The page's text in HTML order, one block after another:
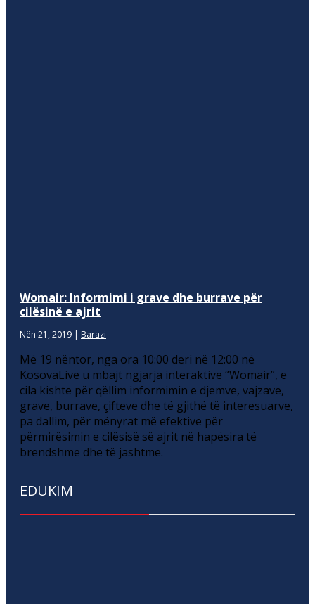
Womair: Informimi i grave dhe burrave për
cilësinë e ajrit
Nën 21, 2019 | Barazi
Më 19 nëntor, nga ora 10:00 deri në 12:00 në
KosovaLive u mbajt ngjarja interaktive “Womair”, e
cila kishte për qëllim informimin e djemve, vajzave,
grave, burrave, çifteve dhe të gjithë të interesuarve,
pa dallim, për mënyrat më efektive për
përmirësimin e cilësisë së ajrit në hapësira të
brendshme dhe të jashtme.
EDUKIM